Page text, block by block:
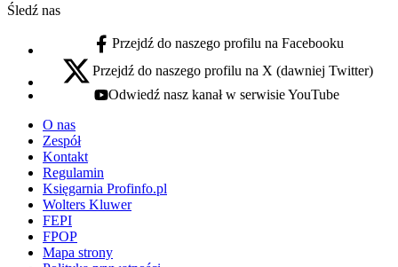
Śledź nas
facebook - otwiera się w nowej karcie
Przejdź do naszego profilu na Facebooku
x - otwiera się w nowej karcie
Przejdź do naszego profilu na X (dawniej Twitter)
youtube - otwiera się w nowej karcie
Odwiedź nasz kanał w serwisie YouTube
O nas
Zespół
Kontakt
Regulamin
Księgarnia Profinfo.pl
Wolters Kluwer
FEPI
FPOP
Mapa strony